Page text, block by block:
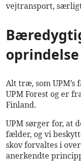
vejtransport,
oprindelse
Alt træ, som UPM’s
UPM Forest og er
Finland.
UPM sørger for, at
fælder, og vi
skov forvaltes i
anerkendte